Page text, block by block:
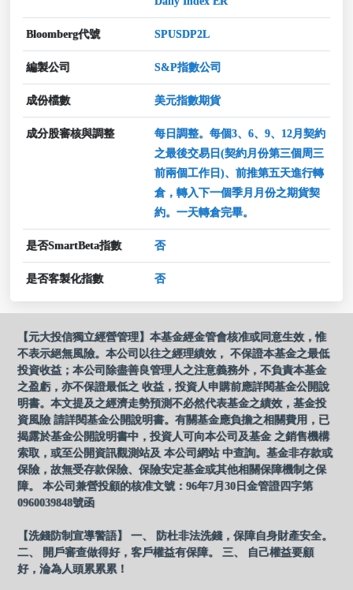
Bloomberg代號 SPUSDP2L
編製公司 S&P指數公司
成份檔數 美元指數期貨
成分股審核與調整
每日調整。每個3、6、9、12月契約
之最後交易日(契約月份第三個周三
前兩個工作日)、前推第五天進行轉
倉，轉入下一個季月月份之期貨契
約。一天轉倉完畢。
是否SmartBeta指數 否
是否客製化指數 否
【元大投信獨立經營管理】本基金經金管會核准或同意生效，惟
不表示絕無風險。本公司以往之經理績效， 不保證本基金之最低
投資收益；本公司除盡善良管理人之注意義務外，不負責本基金
之盈虧，亦不保證最低之 收益，投資人申購前應詳閱基金公開說
明書。本文提及之經濟走勢預測不必然代表基金之績效，基金投
資風險 請詳閱基金公開說明書。有關基金應負擔之相關費用，已
揭露於基金公開說明書中，投資人可向本公司及基金 之銷售機構
索取，或至公開資訊觀測站及 本公司網站 中查詢。基金非存款或
保險，故無受存款保險、保險安定基金或其他相關保障機制之保
障。 本公司兼營投顧的核准文號：96年7月30日金管證四字第
0960039848號函
【洗錢防制宣導警語】 一、 防杜非法洗錢，保障自身財產安全。
二、 開戶審查做得好，客戶權益有保障。 三、 自己權益要顧
好，淪為人頭累累累！